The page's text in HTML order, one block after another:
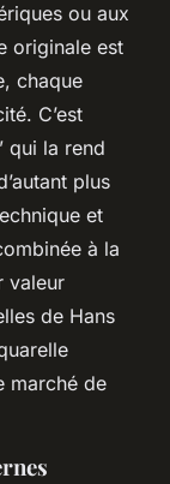
ou aux
originale est
chaque
C’est
qui la rend
plus
et
à la
valeur
de Hans
marché de